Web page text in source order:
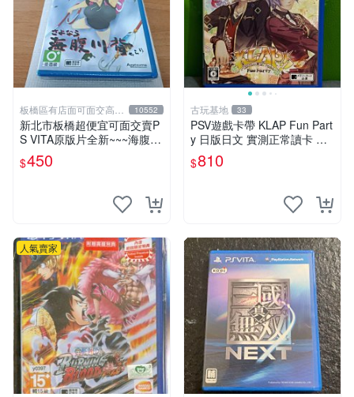
板橋區有店面可面交高價
回收電玩
10552
新北市板橋超便宜可面交賣P
S VITA原版片全新~~~海腹川
背~~~便宜賣
$450
古玩基地 33
PSV遊戲卡帶 KLAP Fun Part
y 日版日文 實測正常讀卡 正
品二手 游玩收藏 12年老機 九
成新 整體成色佳 KLAP Fun
$810
人氣賣家